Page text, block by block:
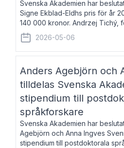
Svenska Akademien har
Signe Ekblad-Eldhs pris för år
140 000 kronor. Andrzej Tichý,
och kulturskribent. Han
lovordade romanen Sex liter l
2026-05-06
Anders Agebjörn och
tilldelas Svenska
stipendium till
språkforskare
Svenska Akademien har
Agebjörn och Anna Ingves
stipendium till postdoktorala